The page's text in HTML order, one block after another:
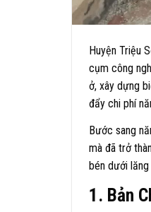
Huyện Triệu
cụm công
ở, xây dựng
đẩy chi phí
Bước sang
mà đã trở
bén dưới lăng
1. Bản